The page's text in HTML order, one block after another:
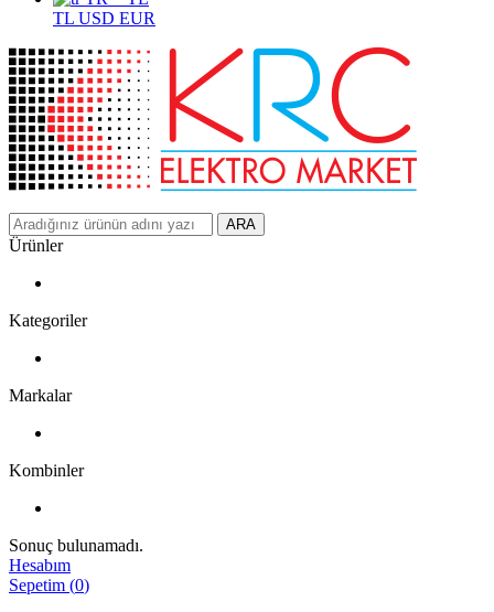
TL USD EUR
ARA
Ürünler
Kategoriler
Markalar
Kombinler
Sonuç bulunamadı.
Hesabım
Sepetim (0)